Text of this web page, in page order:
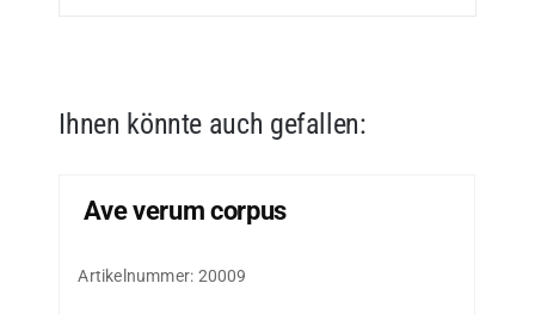
Ihnen könnte auch gefallen:
Ave verum corpus
Artikelnummer: 20009